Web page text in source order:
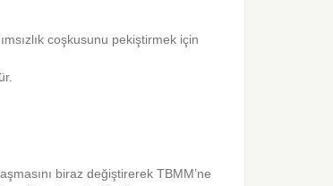
coşkusunu pekiştirmek için
biraz değiştirerek TBMM’ne